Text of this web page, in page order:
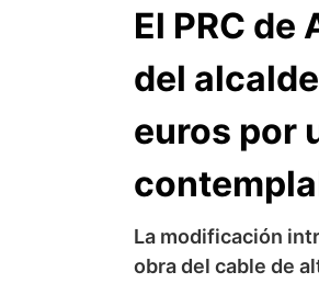
El PRC
del
euros por
La modificación
obra del cable de